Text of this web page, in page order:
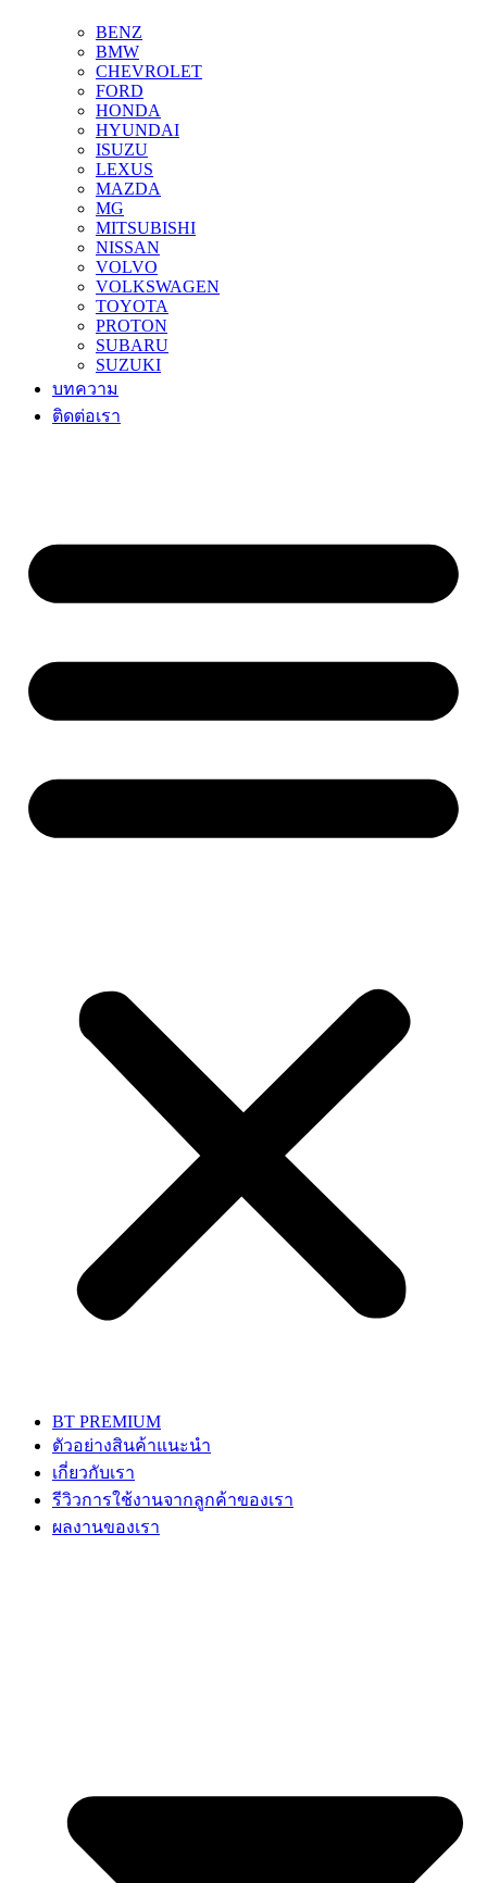
BENZ
BMW
CHEVROLET
FORD
HONDA
HYUNDAI
ISUZU
LEXUS
MAZDA
MG
MITSUBISHI
NISSAN
VOLVO
VOLKSWAGEN
TOYOTA
PROTON
SUBARU
SUZUKI
บทความ
ติดต่อเรา
BT PREMIUM
ตัวอย่างสินค้าแนะนำ
เกี่ยวกับเรา
รีวิวการใช้งานจากลูกค้าของเรา
ผลงานของเรา